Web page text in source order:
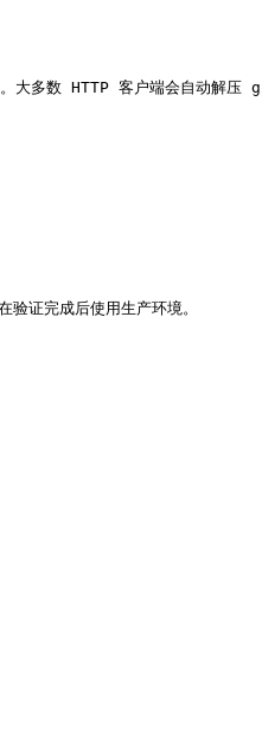
多数 HTTP 客户端会自动解压
证完成后使用生产环境。